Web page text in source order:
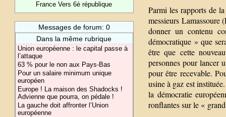
France Vers 6è république
Messages de forum: 0
Dans la même rubrique
Union européenne : le capital passe à
l’attaque
63 % pour le non aux Pays-Bas
Pour un salaire minimum unique
européen
Europe ! La maison des Shadocks !
Advienne que pourra, on pédale !
La gauche doit affronter l’Union
européenne
Parmi les rapports de
messieurs Lamassoure
donner un contenu
démocratique » que
être que cette
personnes pour lancer
pour être recevable.
usine à gaz est
la démocratie
ronflantes sur le «